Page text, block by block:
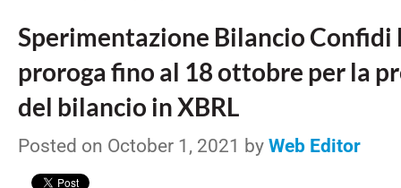
Sperimentazione Bilancio
proroga fino al 18 ottobre per la
del bilancio in XBRL
Posted on October 1, 2021 by Web Editor